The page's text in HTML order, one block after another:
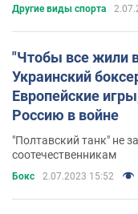
Другие виды спорта
"Чтобы все жили
Украинский
Европейские
Россию в войне
"Полтавский танк" не
соотечественникам
Бокс 2.07.2023 15:52